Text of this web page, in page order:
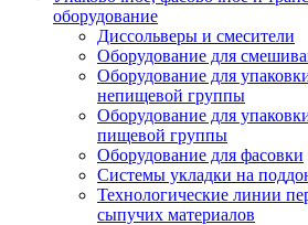
оборудование
Диссольверы и смесители
Оборудование для
Оборудование для
непищевой группы
Оборудование для
пищевой группы
Оборудование для фасовки
Системы укладки на
Технологические линии
сыпучих материалов